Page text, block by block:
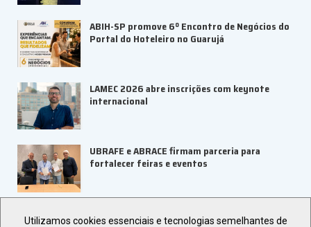
ABIH-SP promove 6º Encontro de Negócios do
Portal do Hoteleiro no Guarujá
LAMEC 2026 abre inscrições com keynote
internacional
UBRAFE e ABRACE firmam parceria para
fortalecer feiras e eventos
Utilizamos cookies essenciais e tecnologias semelhantes de